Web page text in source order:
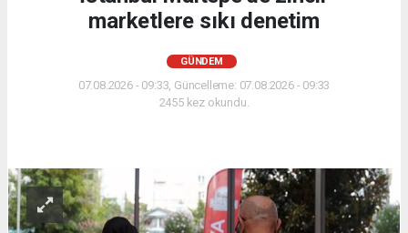
marketlere sıkı denetim
GÜNDEM
07.08.2026 - 09:33, Güncelleme: 07.08.2026 - 09:33
2455 kez okundu.